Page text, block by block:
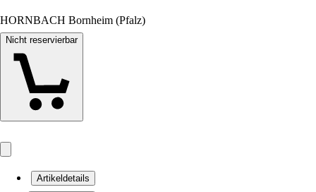
HORNBACH Bornheim (Pfalz)
Nicht reservierbar
Artikeldetails